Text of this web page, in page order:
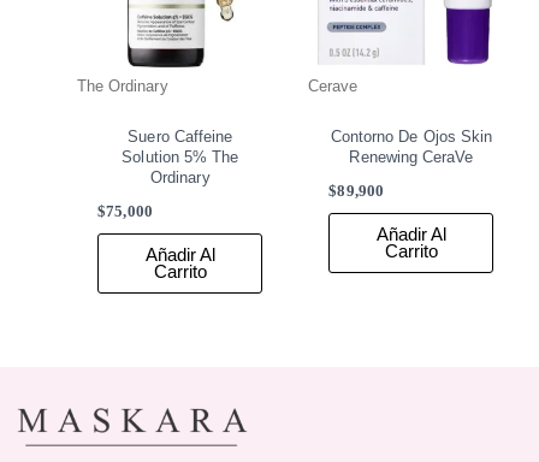
The Ordinary
Suero Caffeine
Solution 5% The
Ordinary
$75,000
Añadir Al
Carrito
Cerave
Contorno De Ojos Skin
Renewing CeraVe
$89,900
Añadir Al
Carrito